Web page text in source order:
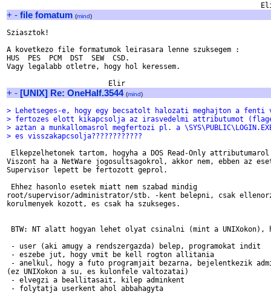
+ - file fomatum (mind)
Sziasztok!
A kovetkezo file formatumok leirasara lenne szuksegem :
HUS  PES  PCM  DST  SEW  CSD.
Vagy legalabb otletre, hogy hol keressem.
+ - [UNIX] Re: OneHalf.3544 (mind)
> Lehetseges-e, hogy egy becsatolt halozati meghajton a fenti
> fertozes elott kikapcsolja az irasvedelmi attributumot
> aztan a munkallomasrol megfertozi pl. a
> es visszakapcsolja????????????
Elkepzelhetonek tartom, hogyha a DOS Read-Only
Viszont ha a NetWare jogosultsagokrol, akkor nem, ebben az
Supervisor lepett be fertozott geprol.
Ehhez hasonlo esetek miatt nem szabad mindig
root/supervisor/administrator/stb. -kent belepni, csak
korulmenyek kozott, es csak ha szukseges.
BTW: NT alatt hogyan lehet olyat csinalni (mint a UNIXokon),
- user (aki amugy a rendszergazda) belep, programokat indit
- eszebe jut, hogy vmit be kell rogton allitania
- anelkul, hogy a futo programjait bezarna, bejelentkezik
(ez UNIXokon a su, es kulonfele valtozatai)
- elvegzi a beallitasait, kilep adminkent
- folytatja userkent ahol abbahagyta